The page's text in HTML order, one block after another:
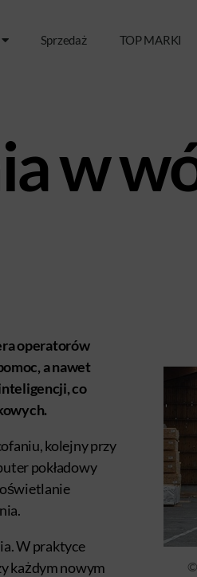
Sprzedaż TOP MARKI
w
operatorów
a nawet
co
kolejny przy
pokładowy
W praktyce
każdym nowym